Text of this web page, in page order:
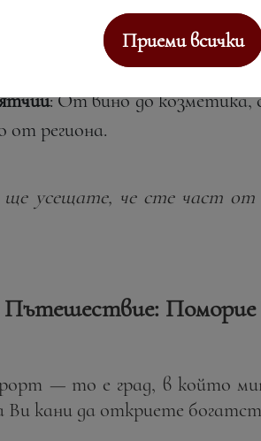
модерни технологии,
: От вино до козметика,
от региона.
усещате, че сте част от
Пътешествие:
—то е град, в който
кани да откриете
Приеми всички